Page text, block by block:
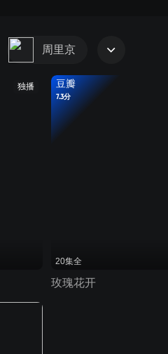
周里京
独播 豆瓣
7.3分
20集全
玫瑰花开